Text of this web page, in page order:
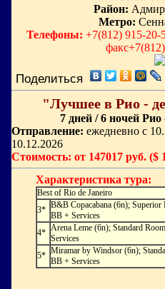
Район:
Метро:
Телефоны: +7(812) 915-20-
Поделиться
"Лучшее в Рио -
7 дней / 6 ночей
Отправление: ежедневно с
10.12.2026
Стоимость: от 147017 руб. ($
Характеристика тура:
Best of Rio de Janeiro
3* B&B Copacabana (6n); Superior
BB + Services
4* Arena Leme (6n); Standard
Services
5* Miramar by Windsor (6n);
BB + Services